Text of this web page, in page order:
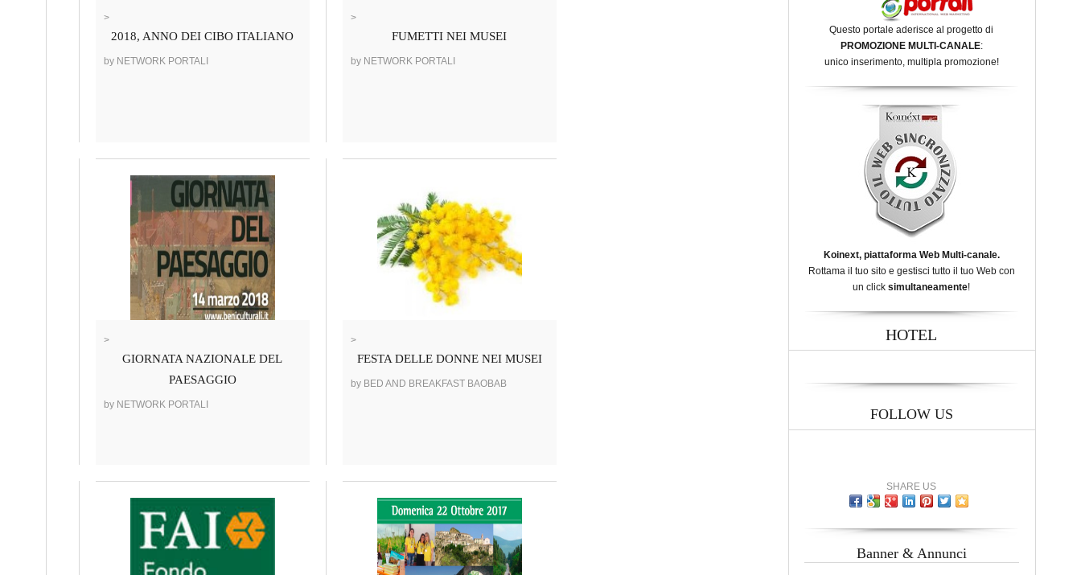
>
2018, ANNO DEI CIBO ITALIANO
by NETWORK PORTALI
>
FUMETTI NEI MUSEI
by NETWORK PORTALI
>
GIORNATA NAZIONALE DEL
PAESAGGIO
by NETWORK PORTALI
>
FESTA DELLE DONNE NEI MUSEI
by BED AND BREAKFAST BAOBAB
Questo portale aderisce al progetto di
PROMOZIONE MULTI-CANALE:
unico inserimento, multipla promozione!
Koinext, piattaforma Web Multi-canale.
Rottama il tuo sito e gestisci tutto il tuo Web con
un click simultaneamente!
HOTEL
FOLLOW US
SHARE US
Banner & Annunci